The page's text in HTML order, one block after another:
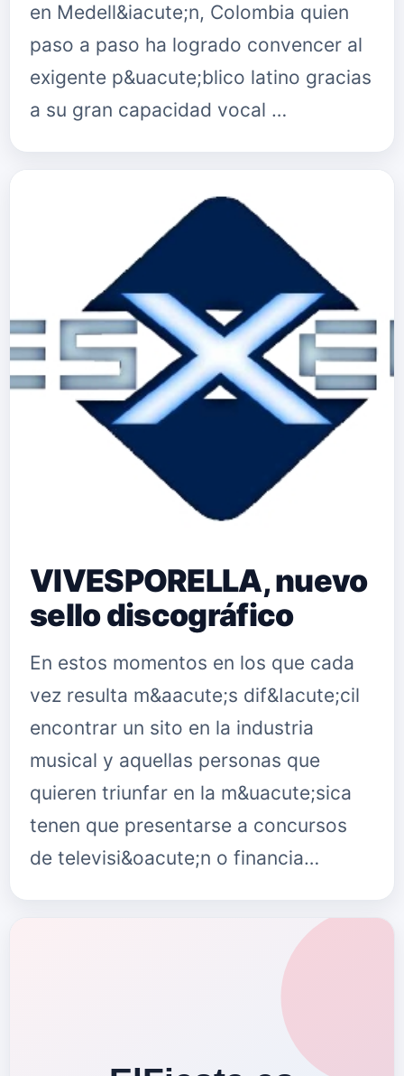
en Medell&iacute;n, Colombia quien
paso a paso ha logrado convencer al
exigente p&uacute;blico latino gracias
a su gran capacidad vocal …
VIVESPORELLA, nuevo
sello discográfico
En estos momentos en los que cada
vez resulta m&aacute;s dif&Iacute;cil
encontrar un sito en la industria
musical y aquellas personas que
quieren triunfar en la m&uacute;sica
tenen que presentarse a concursos
de televisi&oacute;n o financia…